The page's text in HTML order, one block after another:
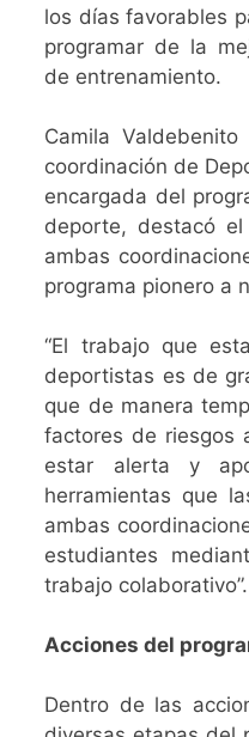
los días favorables
programar de la
de entrenamiento.
Camila
coordinación de
encargada del
deporte, destacó
ambas
programa pionero a
“El trabajo que
deportistas es de
que de manera
factores de riesgos
estar alerta y
herramientas que
ambas
estudiantes
trabajo colaborativo”.
Acciones del
Dentro de las